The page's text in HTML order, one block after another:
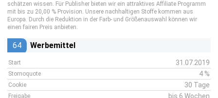
schätzen wissen. Für Publisher bieten wir ein attraktives Affiliate Programm
mit bis zu 20,00 % Provision. Unsere nachhaltigen Stoffe kommen aus
Europa. Durch die Reduktion in der Farb- und Größenauswahl können wir
einen fairen Preis anbieten.
64 Werbemittel
Start 31.07.2019
Stornoquote 4 %
Cookie 30 Tage
Freigabe bis 6 Wochen